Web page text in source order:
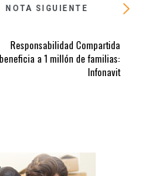
NOTA SIGUIENTE
Responsabilidad Compartida
beneficia a 1 millón de familias:
Infonavit